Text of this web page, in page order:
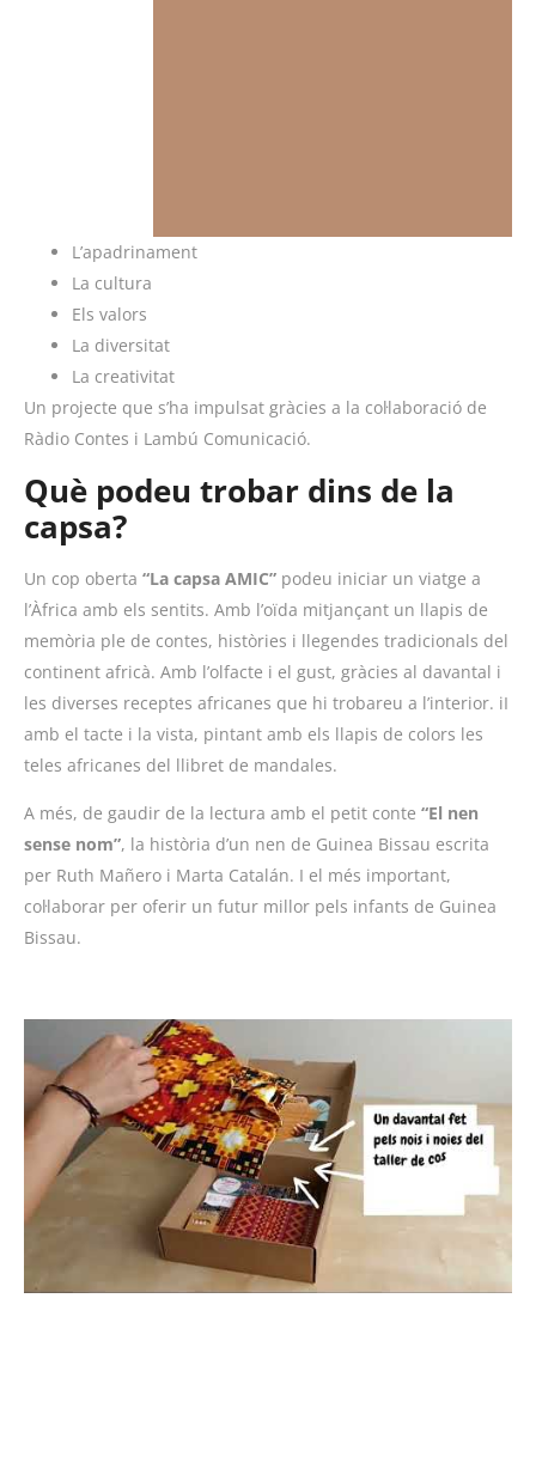
L’apadrinament
La cultura
Els valors
La diversitat
La creativitat
Un projecte que s’ha impulsat gràcies a la col·laboració de
Ràdio Contes i Lambú Comunicació.
Què podeu trobar dins de la
capsa?
Un cop oberta “La capsa AMIC” podeu iniciar un viatge a
l’Àfrica amb els sentits. Amb l’oïda mitjançant un llapis de
memòria ple de contes, històries i llegendes tradicionals del
continent africà. Amb l’olfacte i el gust, gràcies al davantal i
les diverses receptes africanes que hi trobareu a l’interior. iI
amb el tacte i la vista, pintant amb els llapis de colors les
teles africanes del llibret de mandales.
A més, de gaudir de la lectura amb el petit conte “El nen
sense nom”, la història d’un nen de Guinea Bissau escrita
per Ruth Mañero i Marta Catalán. I el més important,
col·laborar per oferir un futur millor pels infants de Guinea
Bissau.